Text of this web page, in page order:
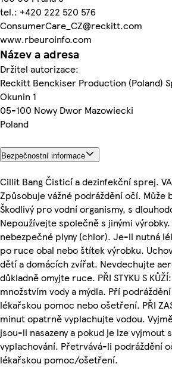
tel.: +420 222 520 576
ConsumerCare_CZ@reckitt.com
www.rbeuroinfo.com
Název a adresa
Držitel autorizace:
Reckitt Benckiser Production (Poland)
Okunin 1
05-100 Nowy Dwor Mazowiecki
Poland
Bezpečnostní informace
Cillit Bang Čisticí a dezinfekční sprej.
Způsobuje vážné podráždění očí. Může
Škodlivý pro vodní organismy, s
Nepoužívejte společně s jinými
nebezpečné plyny (chlor). Je-li nutná
po ruce obal nebo štítek výrobku.
dětí a domácích zvířat. Nevdechujte
důkladně omyjte ruce. PŘI STYKU S
množstvím vody a mýdla. Pří
lékařskou pomoc nebo ošetření. PŘI
minut opatrně vyplachujte vodou.
jsou-li nasazeny a pokud je lze vyjmout
vyplachování. Přetrvává-li podráždění
lékařskou pomoc/ošetření.